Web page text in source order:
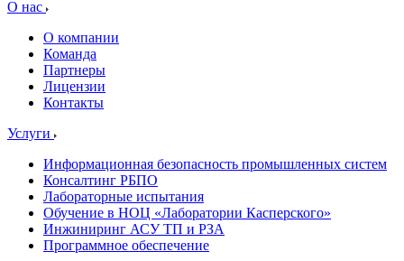
О нас
О компании
Команда
Партнеры
Лицензии
Контакты
Услуги
Информационная безопасность промышленных систем
Консалтинг РБПО
Лабораторные испытания
Обучение в НОЦ «Лаборатории Касперского»
Инжиниринг АСУ ТП и РЗА
Программное обеспечение